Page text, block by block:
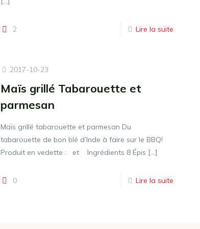
2 Lire la suite
2017-10-23
Maïs grillé Tabarouette et
parmesan
Maïs grillé tabarouette et parmesan Du
tabarouette de bon blé d’Inde à faire sur le BBQ!
Produit en vedette : et Ingrédients 8 Épis […]
0 Lire la suite